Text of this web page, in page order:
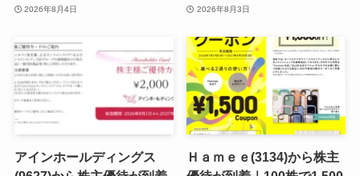
2026年8月4日 2026年8月3日
アインホールディングス
Ｈａｍｅｅ(3134)から株主